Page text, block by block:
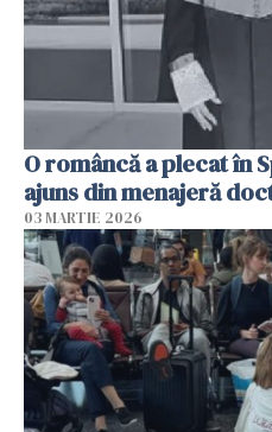
O româncă a plecat în
ajuns din menajeră
03 MARTIE 2026